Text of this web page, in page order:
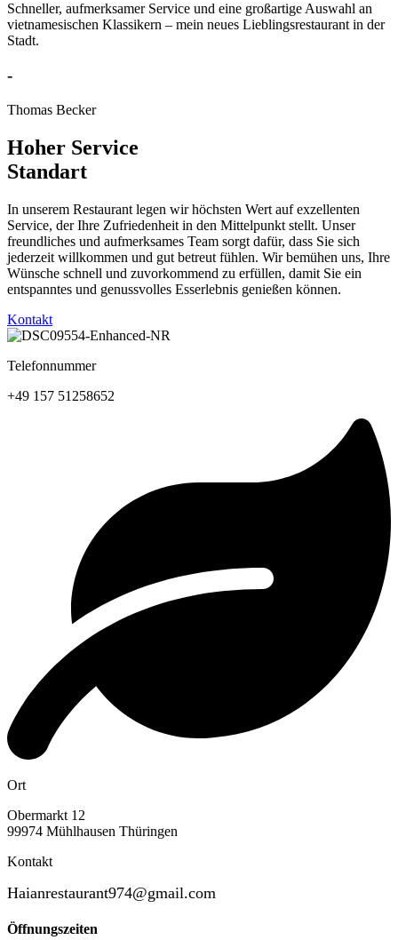
Schneller, aufmerksamer Service und eine großartige Auswahl an
vietnamesischen Klassikern – mein neues Lieblingsrestaurant in der
Stadt.
-
Thomas Becker
Hoher Service
Standart
In unserem Restaurant legen wir höchsten Wert auf exzellenten
Service, der Ihre Zufriedenheit in den Mittelpunkt stellt. Unser
freundliches und aufmerksames Team sorgt dafür, dass Sie sich
jederzeit willkommen und gut betreut fühlen. Wir bemühen uns, Ihre
Wünsche schnell und zuvorkommend zu erfüllen, damit Sie ein
entspanntes und genussvolles Esserlebnis genießen können.
Kontakt
Telefonnummer
+49 157 51258652
Ort
Obermarkt 12
99974 Mühlhausen Thüringen
Kontakt
Haianrestaurant974@gmail.com
Öffnungszeiten